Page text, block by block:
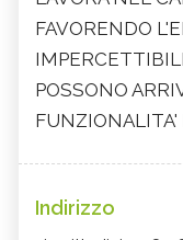
FAVORENDO
POSSONO
FUNZIONALITA'
Indirizzo